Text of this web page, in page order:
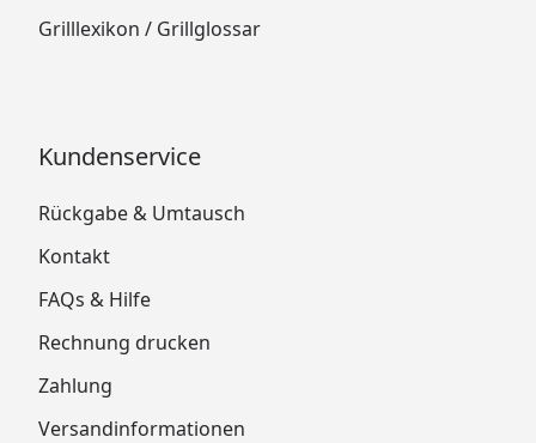
Grilllexikon / Grillglossar
Kundenservice
Rückgabe & Umtausch
Kontakt
FAQs & Hilfe
Rechnung drucken
Zahlung
Versandinformationen